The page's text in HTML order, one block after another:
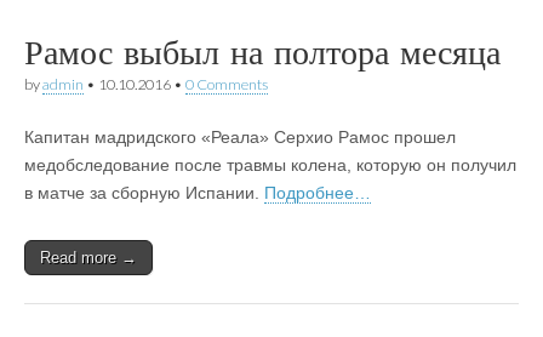
Рамос выбыл на полтора месяца
byadmin • 10.10.2016 • 0 Comments
Капитан мадридского «Реала» Серхио Рамос прошел
медобследование после травмы колена, которую он получил
в матче за сборную Испании. Подробнее…
Read more →